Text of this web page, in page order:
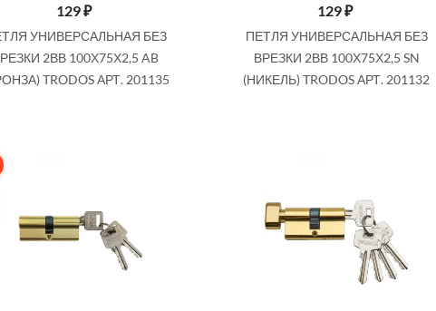
129₽
УНИВЕРСАЛЬНАЯ БЕЗ
2ВВ 100Х75Х2,5 AB
TRODOS АРТ. 201135
129₽
ПЕТЛЯ УНИВЕРСАЛЬНАЯ БЕЗ
ВРЕЗКИ 2ВВ 100Х75Х2,5 SN
(НИКЕЛЬ) TRODOS АРТ. 201132